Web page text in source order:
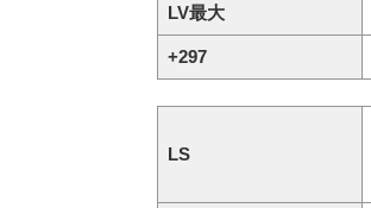
LV最大
+297
LS